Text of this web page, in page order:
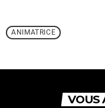
ANIMATRICE
VOUS